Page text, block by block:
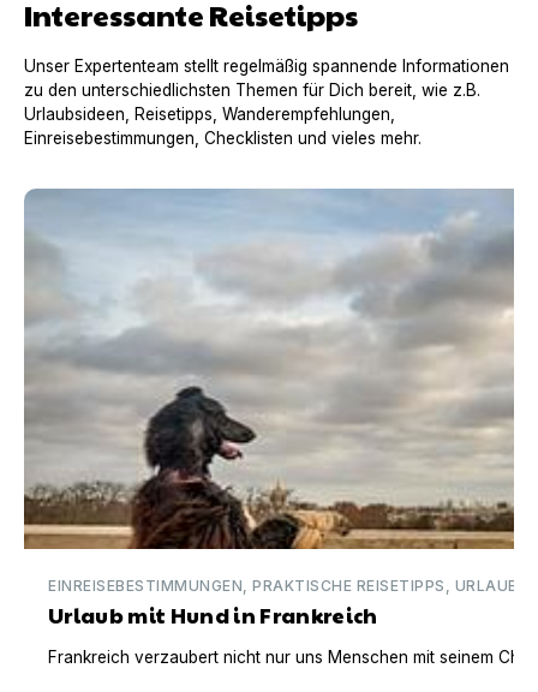
Interessante Reisetipps
Unser Expertenteam stellt regelmäßig spannende Informationen
zu den unterschiedlichsten Themen für Dich bereit, wie z.B.
Urlaubsideen, Reisetipps, Wanderempfehlungen,
Einreisebestimmungen, Checklisten und vieles mehr.
Urlaub mit Hund in Frankreich
EINREISEBESTIMMUNGEN, PRAKTISCHE REISETIPPS,
Urlaub mit Hund in Frankreich
Frankreich verzaubert nicht nur uns Menschen mit seinem